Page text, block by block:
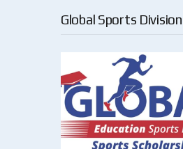
Global Sports Division